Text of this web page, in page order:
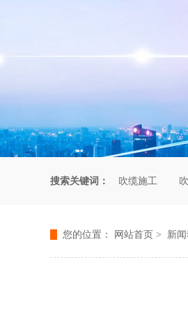
搜索关键词： 吹缆施工
您的位置： 网站首页 > 新